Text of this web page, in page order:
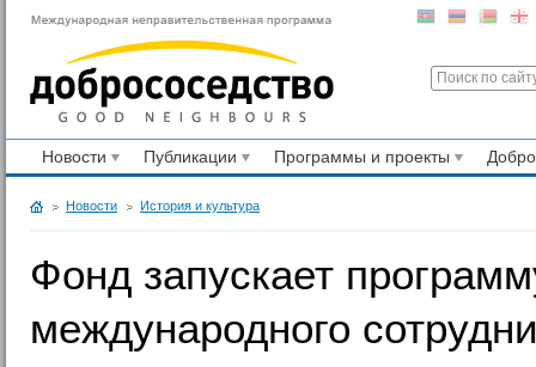
Новости Публикации Программы и проекты
Новости История и культура
Фонд запускает
международного